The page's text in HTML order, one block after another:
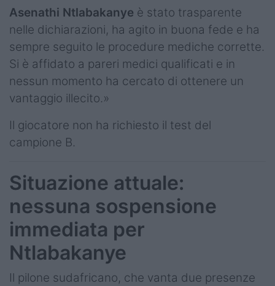
Asenathi Ntlabakanye è stato trasparente
nelle dichiarazioni, ha agito in buona fede e ha
sempre seguito le procedure mediche corrette.
Si è affidato a pareri medici qualificati e in
nessun momento ha cercato di ottenere un
vantaggio illecito.»
Il giocatore non ha richiesto il test del
campione B.
Situazione attuale:
nessuna sospensione
immediata per
Ntlabakanye
Il pilone sudafricano, che vanta due presenze